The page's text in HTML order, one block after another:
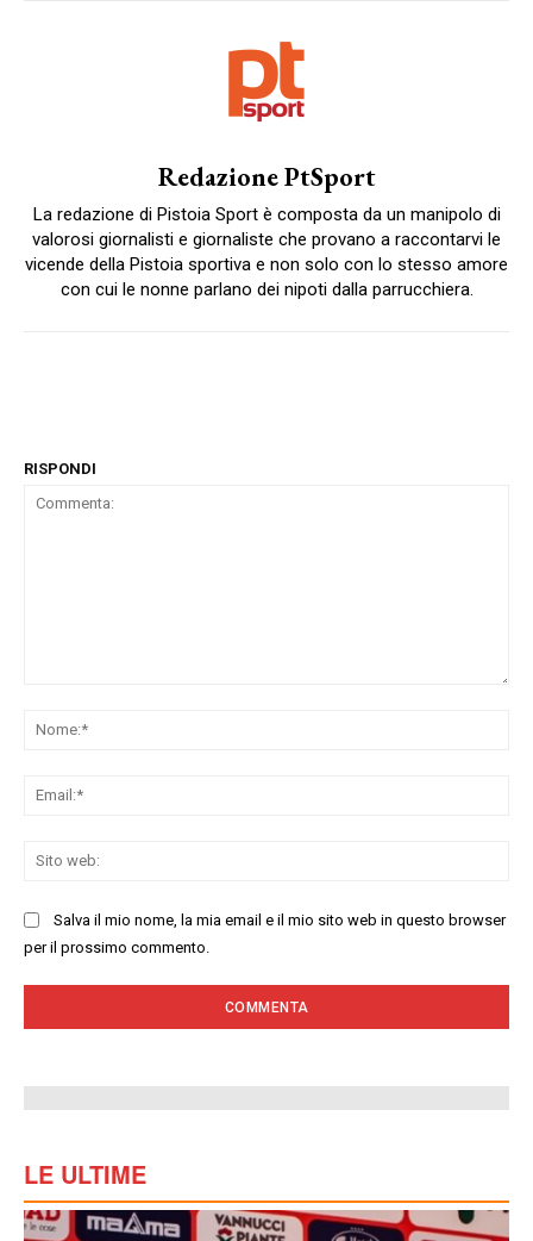
Redazione PtSport
La redazione di Pistoia Sport è composta da un manipolo di
valorosi giornalisti e giornaliste che provano a raccontarvi le
vicende della Pistoia sportiva e non solo con lo stesso amore
con cui le nonne parlano dei nipoti dalla parrucchiera.
RISPONDI
Salva il mio nome, la mia email e il mio sito web in questo browser
per il prossimo commento.
LE ULTIME